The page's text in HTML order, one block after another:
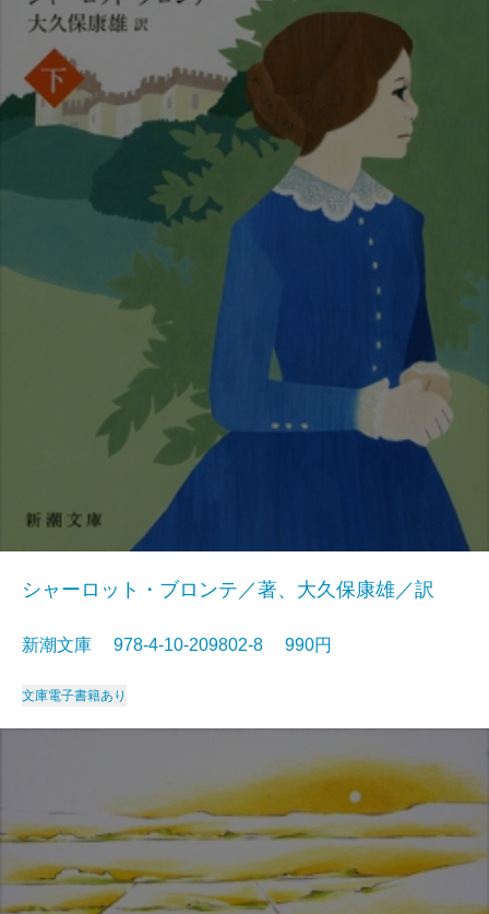
シャーロット・ブロンテ／著、大久保康雄／訳
新潮文庫 978-4-10-209802-8 990円
文庫電子書籍あり